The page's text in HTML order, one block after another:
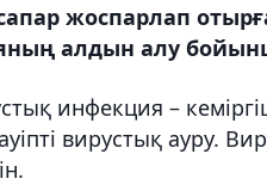
жоспарлап
алдын алу
инфекция –
вирустық ауру.